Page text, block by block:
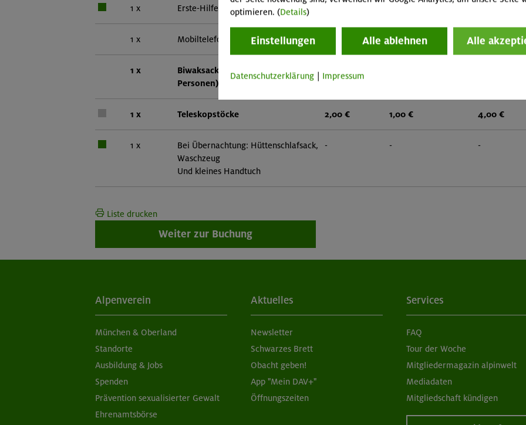
1 x Erste-Hilfe-Set
1 x Mobiltelefon - -
1 x
Biwaksack (einer pro zwei
Personen)
1 x Teleskopstöcke 2,00 € 1,00 € 4,00 €
1 x
Bei Übernachtung: Hüttenschlafsack,
Waschzeug
Und kleines Handtuch
- - -
Liste drucken
Weiter zur Buchung
Alpenverein
München & Oberland
Standorte
Ausbildung & Jobs
Spenden
Prävention sexualisierter Gewalt
Ehrenamtsbörse
Aktuelles
Newsletter
Schwarzes Brett
Obacht geben!
App "Mein DAV+"
Öffnungszeiten
Services
FAQ
Tour der Woche
Mitgliedermagazin alpinwelt
Mediadaten
Mitgliedschaft kündigen
optimieren. (Details)
Einstellungen Alle ablehnen Alle
Datenschutzerklärung | Impressum